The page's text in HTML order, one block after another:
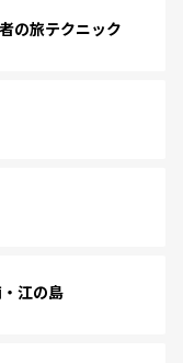
の旅テクニック
江の島